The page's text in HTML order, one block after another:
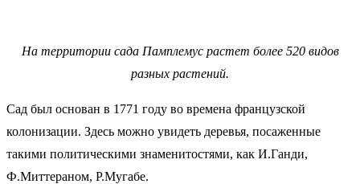
На территории сада Памплемус растет более 520 видов
разных растений.
Сад был основан в 1771 году во времена французской
колонизации. Здесь можно увидеть деревья, посаженные
такими политическими знаменитостями, как И.Ганди,
Ф.Миттераном, Р.Мугабе.